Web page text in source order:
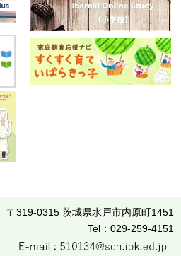
〒319-0315 茨城県水戸市内原町1451
Tel：029-259-4151